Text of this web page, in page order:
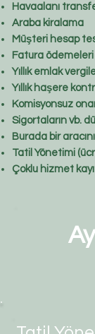
Havaalanı
Araba kiralama
Müşteri hesap
Fatura ödemeleri
Yıllık emlak
Yıllık haşere
Komisyonsuz
Sigortaların vb.
Burada bir
Tatil Yönetimi
Çoklu hizmet